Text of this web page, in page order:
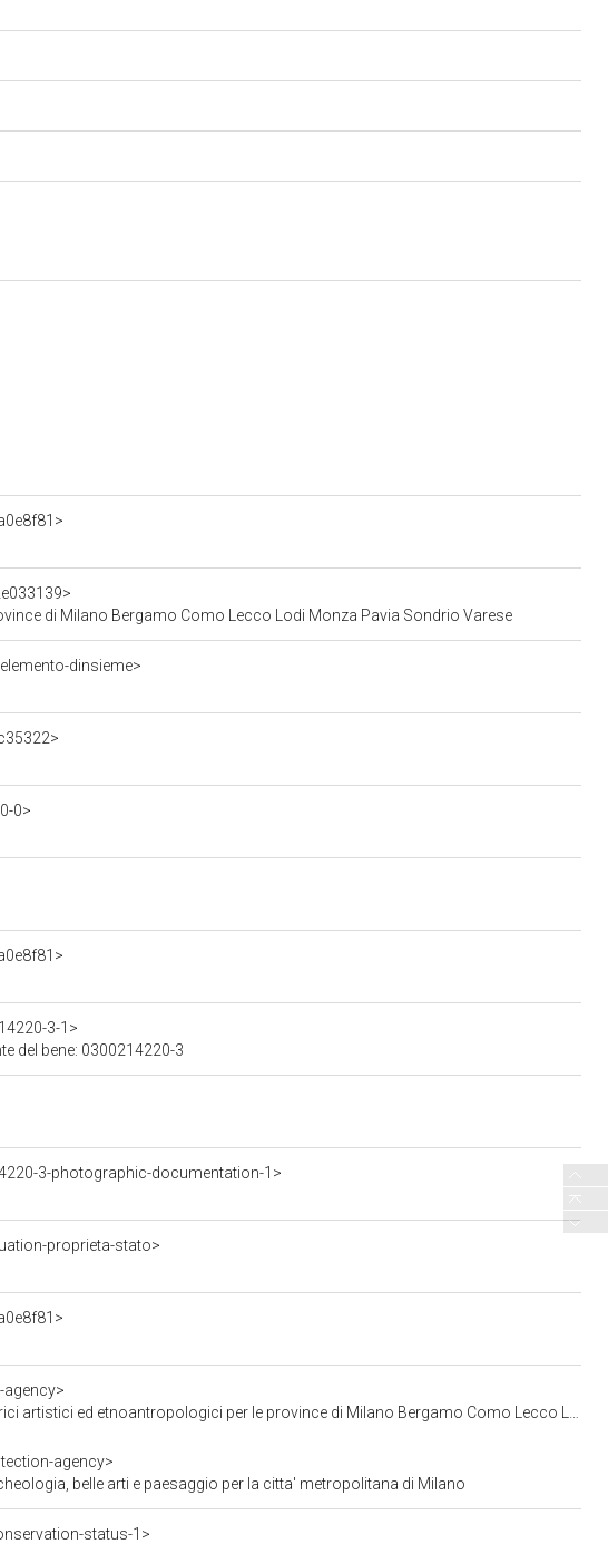
di Milano Bergamo Como Lecco Lodi Monza Pavia Sondrio Varese
dinsieme>
0>
3-1>
del bene: 0300214220-3
3-photographic-documentation-1>
proprieta-stato>
per le province di Milano Bergamo Como Lecco Lodi Monza Pavia Sondrio Varese
agency>
belle arti e paesaggio per la citta' metropolitana di Milano
status-1>